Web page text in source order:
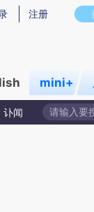
意图存在偏差。不
注册
mini+
讣闻